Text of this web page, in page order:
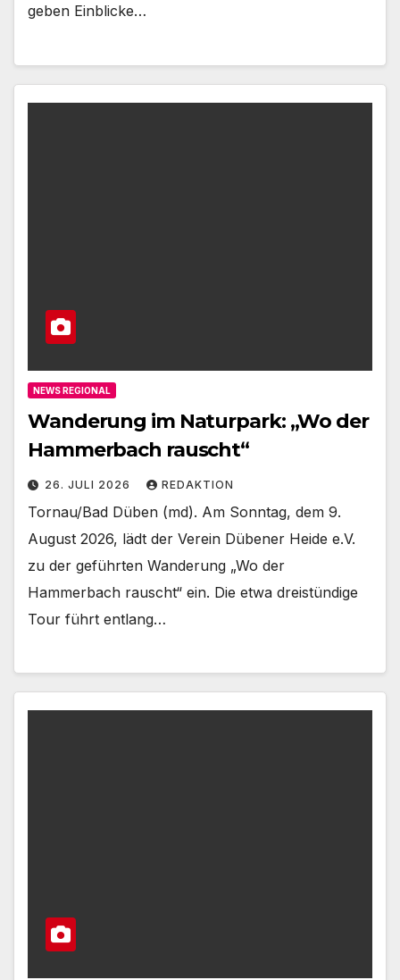
geben Einblicke…
NEWS REGIONAL
Wanderung im Naturpark: „Wo der
Hammerbach rauscht“
26. JULI 2026 REDAKTION
Tornau/Bad Düben (md). Am Sonntag, dem 9.
August 2026, lädt der Verein Dübener Heide e.V.
zu der geführten Wanderung „Wo der
Hammerbach rauscht“ ein. Die etwa dreistündige
Tour führt entlang…